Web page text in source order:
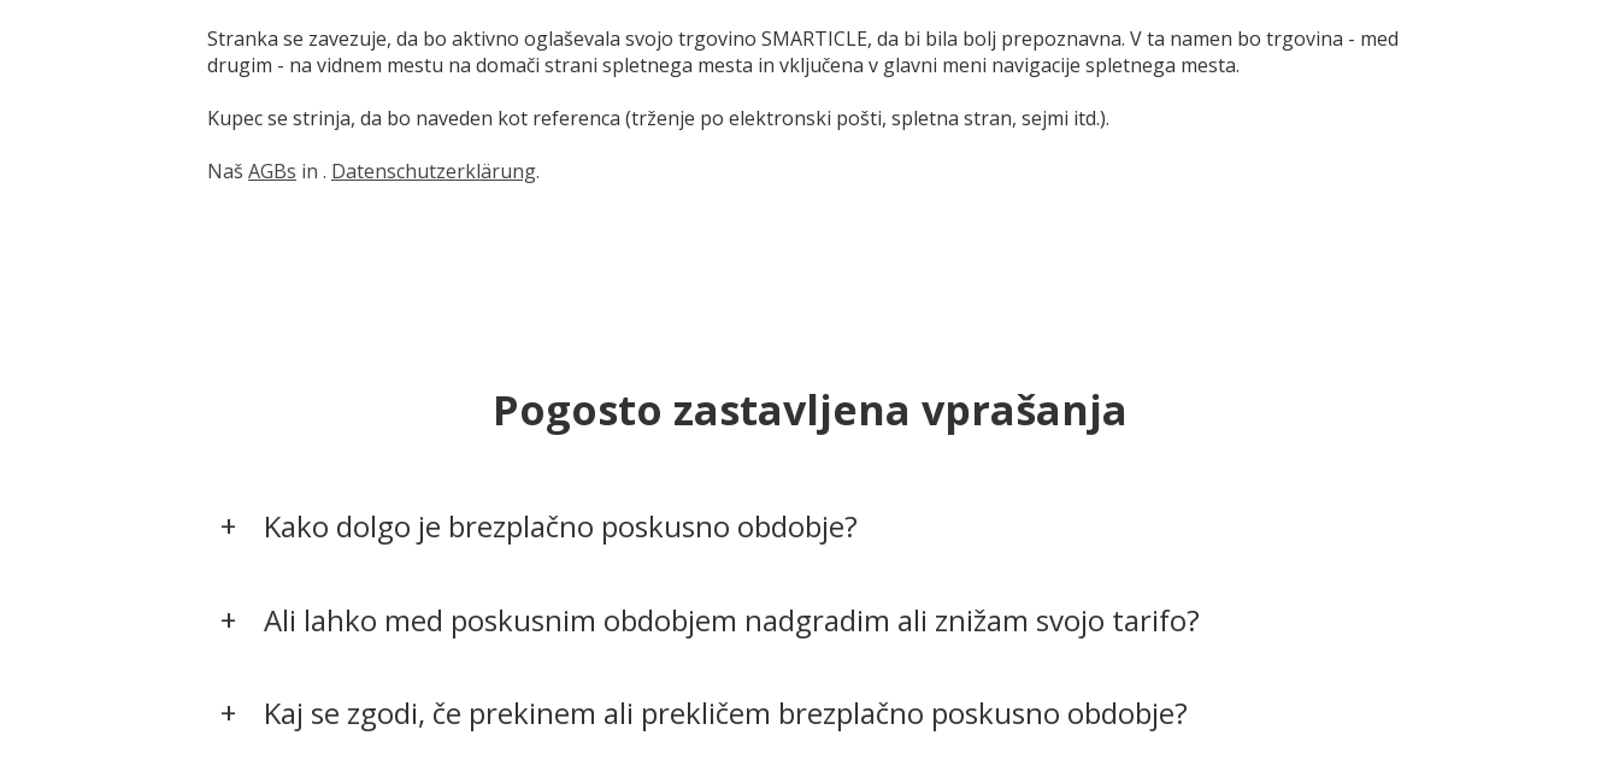
Stranka se zavezuje, da bo aktivno oglaševala svojo trgovino SMARTICLE, da bi bila bolj prepoznavna. V ta namen bo trgovina - med
drugim - na vidnem mestu na domači strani spletnega mesta in vključena v glavni meni navigacije spletnega mesta.
Kupec se strinja, da bo naveden kot referenca (trženje po elektronski pošti, spletna stran, sejmi itd.).
Naš AGBs in . Datenschutzerklärung.
Pogosto zastavljena vprašanja
Kako dolgo je brezplačno poskusno obdobje?
Ali lahko med poskusnim obdobjem nadgradim ali znižam svojo tarifo?
Kaj se zgodi, če prekinem ali prekličem brezplačno poskusno obdobje?